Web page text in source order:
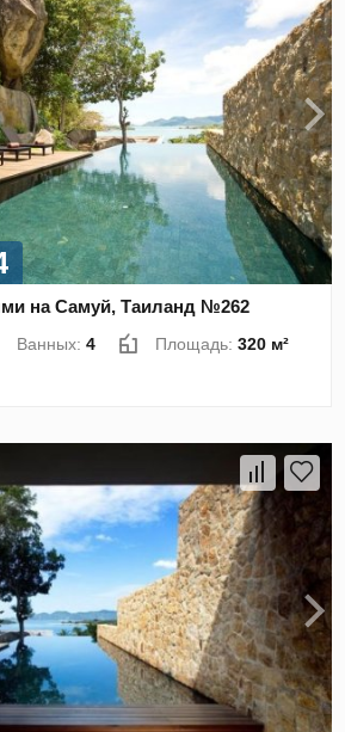
на Самуй, Таиланд №262
Ванных:4 Площадь:320 м²